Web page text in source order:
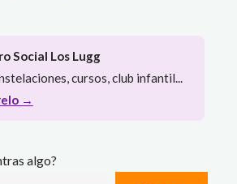
Social Los Lugg
cursos, club infantil...
→
algo?